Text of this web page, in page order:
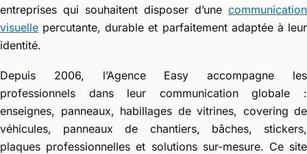
entreprises qui souhaitent disposer d’une communication
visuelle percutante, durable et parfaitement adaptée à leur
identité.
Depuis 2006, l’Agence Easy accompagne les
professionnels dans leur communication globale :
enseignes, panneaux, habillages de vitrines, covering de
véhicules, panneaux de chantiers, bâches, stickers,
plaques professionnelles et solutions sur-mesure. Ce site